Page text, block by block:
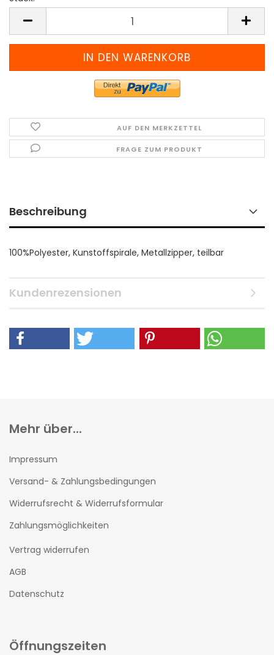
AUF DEN MERKZETTEL
FRAGE ZUM PRODUKT
Beschreibung
100%Polyester, Kunstoffspirale, Metallzipper, teilbar
Kundenrezensionen
Mehr über...
Impressum
Versand- & Zahlungsbedingungen
Widerrufsrecht & Widerrufsformular
Zahlungsmöglichkeiten
Vertrag widerrufen
AGB
Datenschutz
Öffnungszeiten